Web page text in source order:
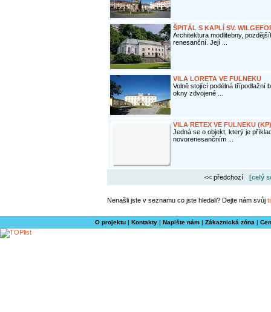
ŠPITÁL S KAPLÍ SV.
Architektura modlitebny,
renesanční. Její ...
VILA LORETA VE FULNEKU
Volně stojící podélná třípodlažní
okny zdvojené ...
VILA RETEX VE FULNEKU (KP)
Jedná se o objekt, který je
novorenesančním ...
<< předchozí [celý
Nenašli jste v seznamu co jste hledali? Dejte nám svůj
O projektu| Kontakty| Napište nám| Zákaznická zóna |